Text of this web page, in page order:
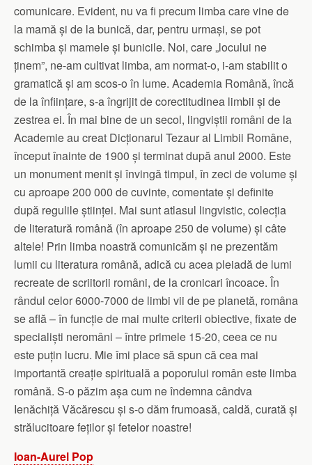
comunicare. Evident, nu va fi precum limba care vine de
la mamă și de la bunică, dar, pentru urmași, se pot
schimba și mamele și bunicile. Noi, care „locului ne
ținem”, ne-am cultivat limba, am normat-o, i-am stabilit o
gramatică și am scos-o în lume. Academia Română, încă
de la înființare, s-a îngrijit de corectitudinea limbii și de
zestrea ei. În mai bine de un secol, lingviștii români de la
Academie au creat Dicționarul Tezaur al Limbii Române,
început înainte de 1900 și terminat după anul 2000. Este
un monument menit și învingă timpul, în zeci de volume și
cu aproape 200 000 de cuvinte, comentate și definite
după regulile științei. Mai sunt atlasul lingvistic, colecția
de literatură română (în aproape 250 de volume) și câte
altele! Prin limba noastră comunicăm și ne prezentăm
lumii cu literatura română, adică cu acea pleiadă de lumi
recreate de scriitorii români, de la cronicari încoace. În
rândul celor 6000-7000 de limbi vii de pe planetă, româna
se află – în funcție de mai multe criterii obiective, fixate de
specialiști neromâni – între primele 15-20, ceea ce nu
este puțin lucru. Mie îmi place să spun că cea mai
importantă creație spirituală a poporului român este limba
română. S-o păzim așa cum ne îndemna cândva
Ienăchiță Văcărescu și s-o dăm frumoasă, caldă, curată și
strălucitoare feților și fetelor noastre!
Ioan-Aurel Pop